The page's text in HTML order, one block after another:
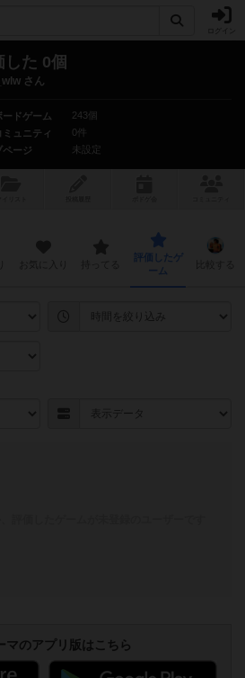
した 0個
さん
ードゲーム
243個
ミュニティ
0件
ページ
未設定
評価したゲ
ーム
マのアプリ版はこちら